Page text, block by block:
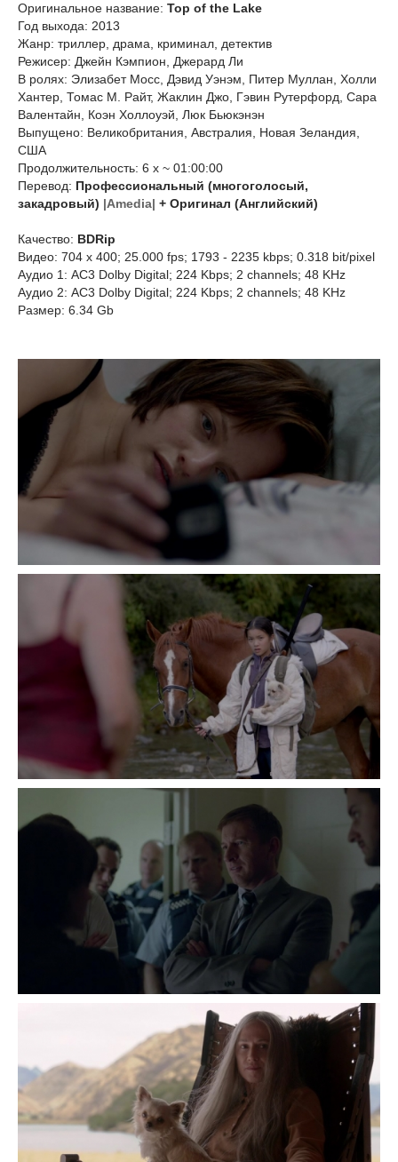
Оригинальное название: Top of the Lake
Год выхода: 2013
Жанр: триллер, драма, криминал, детектив
Режисер: Джейн Кэмпион, Джерард Ли
В ролях: Элизабет Мосс, Дэвид Уэнэм, Питер Муллан, Холли
Хантер, Томас М. Райт, Жаклин Джо, Гэвин Рутерфорд, Сара
Валентайн, Коэн Холлоуэй, Люк Бьюкэнэн
Выпущено: Великобритания, Австралия, Новая Зеландия,
США
Продолжительность: 6 х ~ 01:00:00
Перевод: Профессиональный (многоголосый,
закадровый) |Amedia| + Оригинал (Английский)
Качество: BDRip
Видео: 704 x 400; 25.000 fps; 1793 - 2235 kbps; 0.318 bit/pixel
Аудио 1: AC3 Dolby Digital; 224 Kbps; 2 channels; 48 KHz
Аудио 2: AC3 Dolby Digital; 224 Kbps; 2 channels; 48 KHz
Размер: 6.34 Gb